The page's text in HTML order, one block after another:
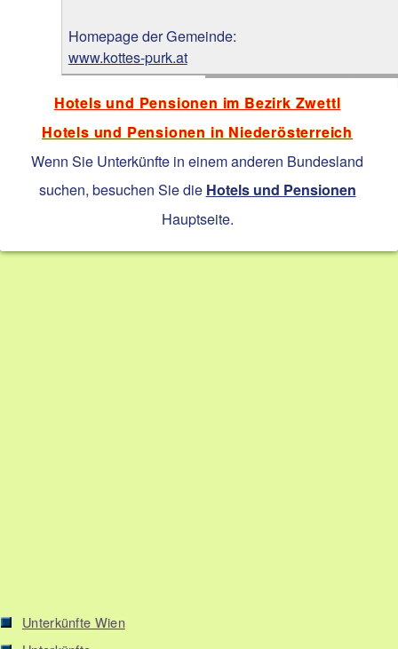
Homepage der Gemeinde:
www.kottes-purk.at
Hotels und Pensionen im Bezirk Zwettl
Hotels und Pensionen in Niederösterreich
Wenn Sie Unterkünfte in einem anderen Bundesland
suchen, besuchen Sie die Hotels und Pensionen
Hauptseite.
Unterkünfte Wien